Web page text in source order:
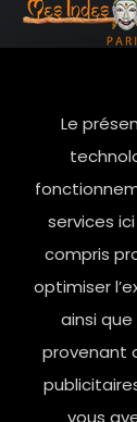
Le
services
compris
optimiser
ainsi
provenant
vous
Le Marais,